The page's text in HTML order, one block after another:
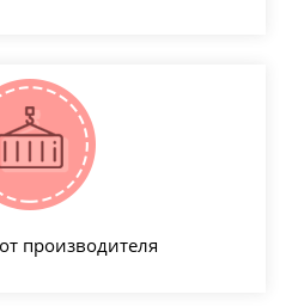
производителя